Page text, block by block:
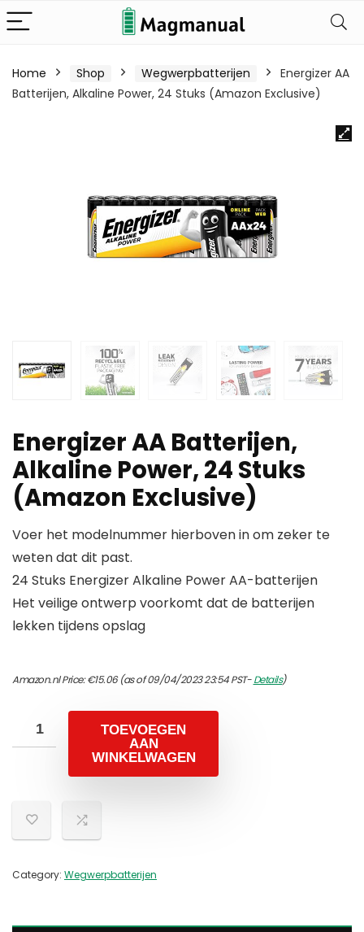
Home Shop Wegwerpbatterijen
Energizer AA
Batterijen, Alkaline Power, 24 Stuks (Amazon Exclusive)
Energizer AA Batterijen,
Alkaline Power, 24 Stuks
(Amazon Exclusive)
Voer het modelnummer hierboven in om zeker te
weten dat dit past.
24 Stuks Energizer Alkaline Power AA-batterijen
Het veilige ontwerp voorkomt dat de batterijen
lekken tijdens opslag
Amazon.nl Price:€15.06(as of 09/04/2023 23:54 PST-Details)
TOEVOEGEN
AAN
WINKELWAGEN
Category: Wegwerpbatterijen